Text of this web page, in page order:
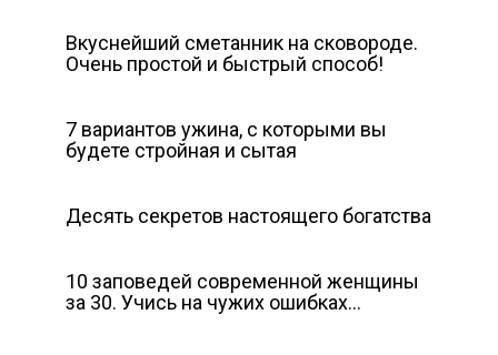
Вкуснейший сметанник на сковороде.
Очень простой и быстрый способ!
7 вариантов ужина, с которыми вы
будете стройная и сытая
Десять секретов настоящего богатства
10 заповедей современной женщины
за 30. Учись на чужих ошибках…